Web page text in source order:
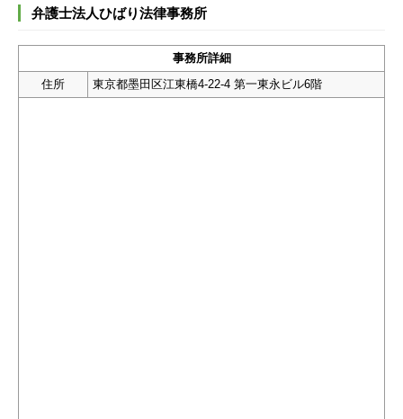
弁護士法人ひばり法律事務所
事務所詳細
住所
東京都墨田区江東橋4-22-4 第一東永ビル6階